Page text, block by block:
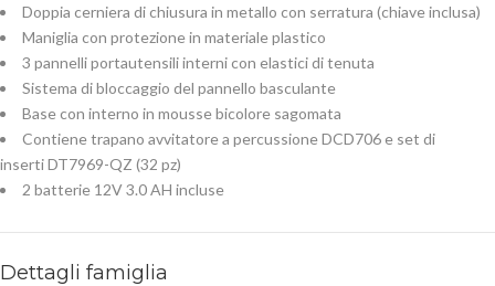
Doppia cerniera di chiusura in metallo con serratura (chiave inclusa)
Maniglia con protezione in materiale plastico
3 pannelli portautensili interni con elastici di tenuta
Sistema di bloccaggio del pannello basculante
Base con interno in mousse bicolore sagomata
Contiene trapano avvitatore a percussione DCD706 e set di
inserti DT7969-QZ (32 pz)
2 batterie 12V 3.0 AH incluse
Dettagli famiglia